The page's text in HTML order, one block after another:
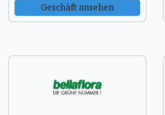
Geschäft ansehen